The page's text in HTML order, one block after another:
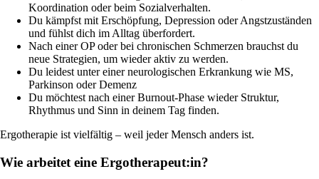
Koordination oder beim Sozialverhalten.
Du kämpfst mit Erschöpfung, Depression oder Angstzuständen
und fühlst dich im Alltag überfordert.
Nach einer OP oder bei chronischen Schmerzen brauchst du
neue Strategien, um wieder aktiv zu werden.
Du leidest unter einer neurologischen Erkrankung wie MS,
Parkinson oder Demenz
Du möchtest nach einer Burnout-Phase wieder Struktur,
Rhythmus und Sinn in deinem Tag finden.
Ergotherapie ist vielfältig – weil jeder Mensch anders ist.
Wie arbeitet eine Ergotherapeut:in?